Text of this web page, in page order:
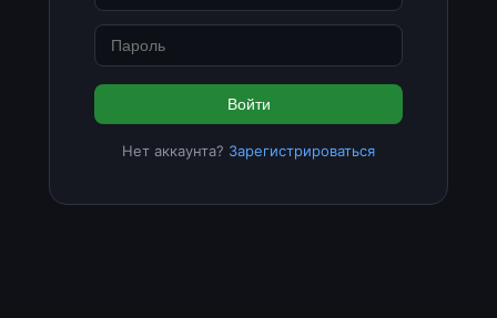
Войти
Нет аккаунта? Зарегистрироваться